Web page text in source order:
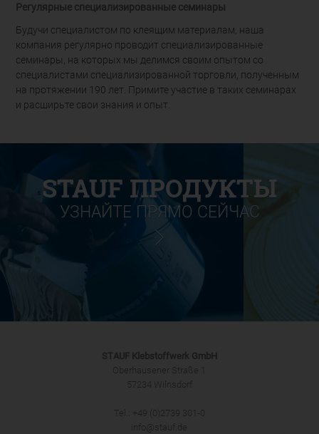
Регулярные специализированные семинары
Будучи специалистом по клеящим материалам, наша
компания регулярно проводит специализированные
семинары, на которых мы делимся своим опытом со
специалистами специализированной торговли, полученным
на протяжении 190 лет. Примите участие в таких семинарах
и расширьте свои знания и опыт.
STAUF ПРОДУКТЫ
УЗНАЙТЕ ПРЯМО СЕЙЧАС
STAUF Klebstoffwerk GmbH
Oberhausener Straße 1
57234 Wilnsdorf
Tel.: +49 (0)2739 301-0
info@stauf.de